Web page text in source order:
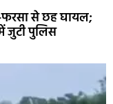
फरसा से छह घायल;
जुटी पुलिस